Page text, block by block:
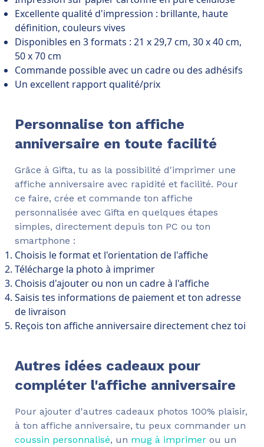
Excellente qualité d'impression : brillante, haute
définition, couleurs vives
Disponibles en 3 formats : 21 x 29,7 cm, 30 x 40 cm,
50 x 70 cm
Commande possible avec un cadre ou des adhésifs
Un excellent rapport qualité/prix
Personnalise ton affiche
anniversaire en toute facilité
Grâce à Gifta, tu as la possibilité d'imprimer une
affiche anniversaire avec rapidité et facilité. Pour
ce faire, crée et commande ton affiche
personnalisée avec Gifta en quelques étapes
simples, directement depuis ton PC ou ton
smartphone :
Choisis le format et l'orientation de l'affiche
Télécharge la photo à imprimer
Choisis d'ajouter ou non un cadre à l'affiche
Saisis tes informations de paiement et ton adresse
de livraison
Reçois ton affiche anniversaire directement chez toi
Autres idées cadeaux pour
compléter l'affiche anniversaire
Pour ajouter d'autres cadeaux photos 100% plaisir,
à ton affiche anniversaire, tu peux commander un
coussin personnalisé, un mug à imprimer ou un